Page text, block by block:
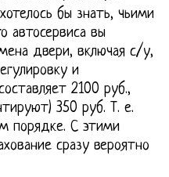
бы знать, чьими
автосервиса вы
двери, включая с/у,
и
2100 руб.,
350 руб. Т. е.
порядке. С этими
сразу вероятно